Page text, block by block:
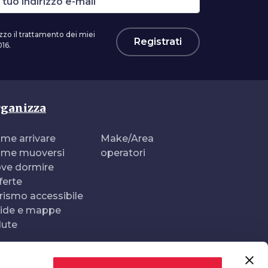
il trattamento dei miei
Registrati
arrivare
muoversi
dormire
accessibile
e mappe
Make/Area
operatori